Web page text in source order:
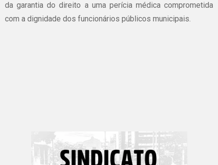
da garantia do direito a uma perícia médica comprometida
com a dignidade dos funcionários públicos municipais.